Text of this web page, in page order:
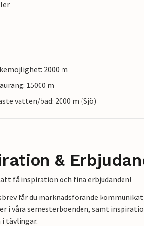
2000 m
15000 m
vatten/bad: 2000 m (Sjö)
&
få inspiration och fina erbjudanden!
får du marknadsförande
i våra semesterboenden, samt
i tävlingar.